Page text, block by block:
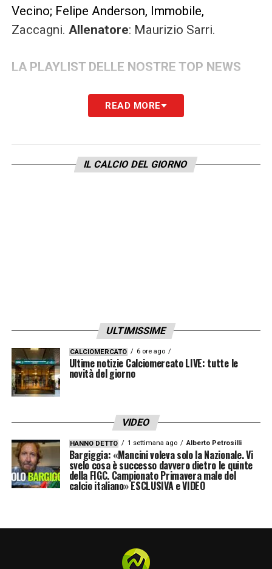
Vecino; Felipe Anderson, Immobile,
Zaccagni. Allenatore: Maurizio Sarri.
LA PLAYLIST DELLE NOSTRE TOP NEWS
READ MORE
IL CALCIO DEL GIORNO
ULTIMISSIME
CALCIOMERCATO 6 ore ago
Ultime notizie Calciomercato LIVE: tutte le
novità del giorno
VIDEO
HANNO DETTO 1 settimana ago Alberto Petrosilli
Bargiggia: «Mancini voleva solo la Nazionale. Vi
svelo cosa è successo davvero dietro le quinte
della FIGC. Campionato Primavera male del
calcio italiano» ESCLUSIVA e VIDEO